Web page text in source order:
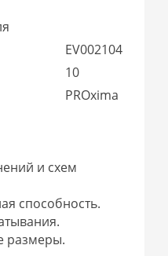
EV002104
10
PROxima
и схем
способность.
размеры.